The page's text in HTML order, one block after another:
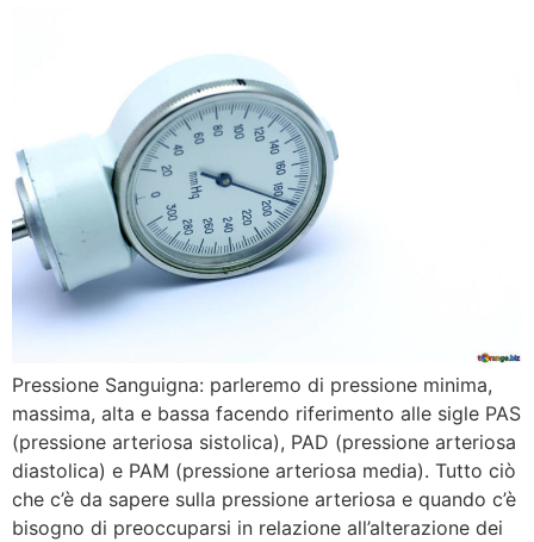
Pressione Sanguigna: parleremo di pressione minima,
massima, alta e bassa facendo riferimento alle sigle PAS
(pressione arteriosa sistolica), PAD (pressione arteriosa
diastolica) e PAM (pressione arteriosa media). Tutto ciò
che c’è da sapere sulla pressione arteriosa e quando c’è
bisogno di preoccuparsi in relazione all’alterazione dei